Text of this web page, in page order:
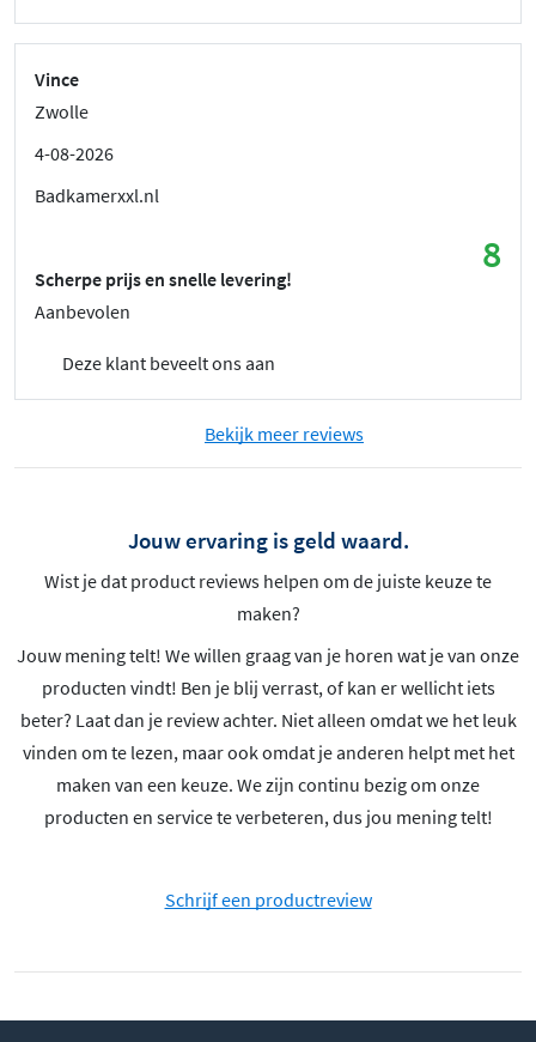
Vince
Zwolle
4-08-2026
Badkamerxxl.nl
8
Scherpe prijs en snelle levering!
Aanbevolen
Deze klant beveelt ons aan
Bekijk meer reviews
Jouw ervaring is geld waard.
Wist je dat product reviews helpen om de juiste keuze te
maken?
Jouw mening telt! We willen graag van je horen wat je van onze
producten vindt! Ben je blij verrast, of kan er wellicht iets
beter? Laat dan je review achter. Niet alleen omdat we het leuk
vinden om te lezen, maar ook omdat je anderen helpt met het
maken van een keuze. We zijn continu bezig om onze
producten en service te verbeteren, dus jou mening telt!
Schrijf een productreview